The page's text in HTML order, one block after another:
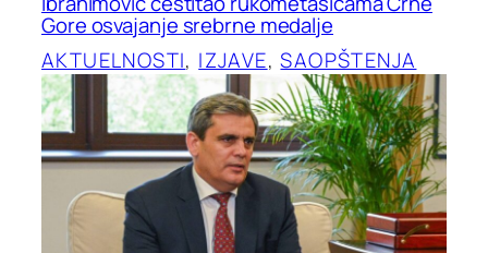
Gore osvajanje srebrne medalje
AKTUELNOSTI, IZJAVE, SAOPŠTENJA